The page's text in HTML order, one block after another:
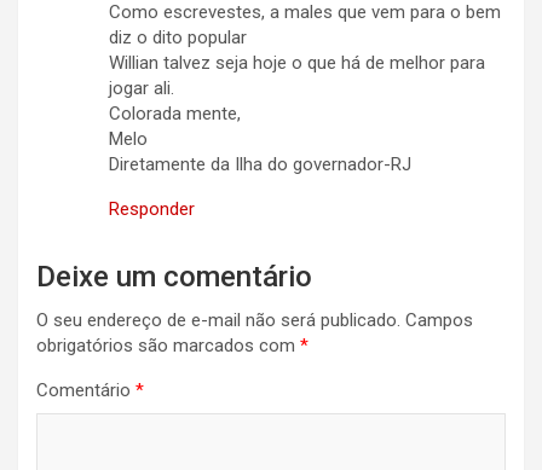
Como escrevestes, a males que vem para o bem
diz o dito popular
Willian talvez seja hoje o que há de melhor para
jogar ali.
Colorada mente,
Melo
Diretamente da Ilha do governador-RJ
Responder
Deixe um comentário
O seu endereço de e-mail não será publicado. Campos
obrigatórios são marcados com *
Comentário *